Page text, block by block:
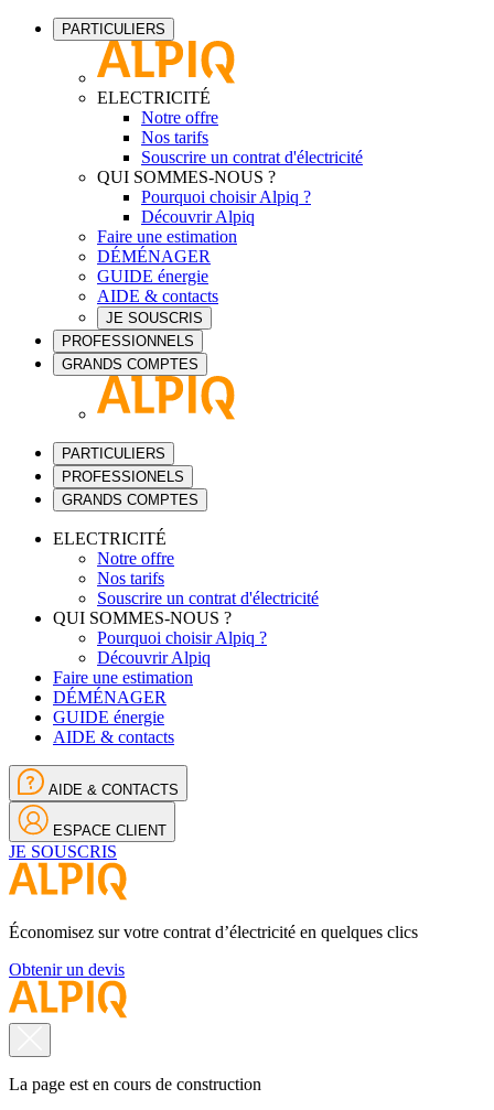
PARTICULIERS
ELECTRICITÉ
Notre offre
Nos tarifs
Souscrire un contrat d'électricité
QUI SOMMES-NOUS ?
Pourquoi choisir Alpiq ?
Découvrir Alpiq
Faire une estimation
DÉMÉNAGER
GUIDE énergie
AIDE & contacts
JE SOUSCRIS
PROFESSIONNELS
GRANDS COMPTES
PARTICULIERS
PROFESSIONELS
GRANDS COMPTES
ELECTRICITÉ
Notre offre
Nos tarifs
Souscrire un contrat d'électricité
QUI SOMMES-NOUS ?
Pourquoi choisir Alpiq ?
Découvrir Alpiq
Faire une estimation
DÉMÉNAGER
GUIDE énergie
AIDE & contacts
AIDE & CONTACTS
ESPACE CLIENT
JE SOUSCRIS
Économisez sur votre contrat d’électricité en quelques clics
Obtenir un devis
La page est en cours de construction